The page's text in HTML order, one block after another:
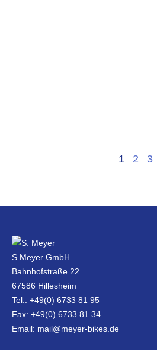
1 2 3
S.Meyer GmbH
Bahnhofstraße 22
67586 Hillesheim
Tel.: +49(0) 6733 81 95
Fax: +49(0) 6733 81 34
Email: mail@meyer-bikes.de